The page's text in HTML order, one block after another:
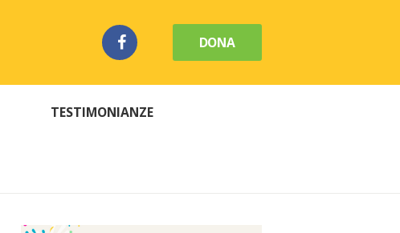
DONA
TESTIMONIANZE